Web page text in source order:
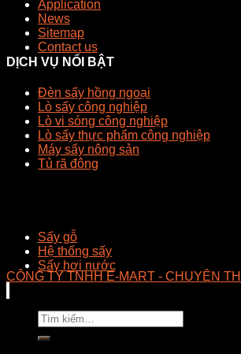
Application
News
Sitemap
Contact us
DỊCH VỤ NỔI BẬT
Đèn sấy hồng ngoại
Lò sấy công nghiệp
Lò vi sóng công nghiệp
Lò sấy thực phẩm công nghiệp
Máy sấy nông sản
Tủ rã đông
Sấy gỗ
Hệ thống sấy
Sấy hơi nước
CÔNG TY TNHH E-MART - CHUYÊN
Tìm
kiếm: